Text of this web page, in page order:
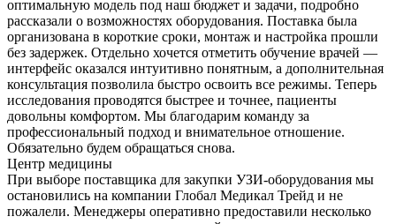
оптимальную модель под наш бюджет и задачи, подробно
рассказали о возможностях оборудования. Поставка была
организована в короткие сроки, монтаж и настройка прошли
без задержек. Отдельно хочется отметить обучение врачей —
интерфейс оказался интуитивно понятным, а дополнительная
консультация позволила быстро освоить все режимы. Теперь
исследования проводятся быстрее и точнее, пациенты
довольны комфортом. Мы благодарим команду за
профессиональный подход и внимательное отношение.
Обязательно будем обращаться снова.
Центр медицины
При выборе поставщика для закупки УЗИ-оборудования мы
остановились на компании Глобал Медикал Трейд и не
пожалели. Менеджеры оперативно предоставили несколько